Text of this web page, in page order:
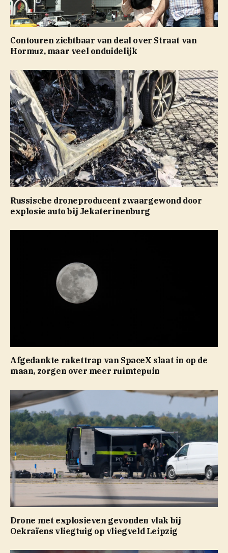
Contouren zichtbaar van deal over Straat van
Hormuz, maar veel onduidelijk
Russische droneproducent zwaargewond door
explosie auto bij Jekaterinenburg
Afgedankte rakettrap van SpaceX slaat in op de
maan, zorgen over meer ruimtepuin
Drone met explosieven gevonden vlak bij
Oekraïens vliegtuig op vliegveld Leipzig